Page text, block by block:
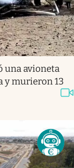
una avioneta
y murieron 13